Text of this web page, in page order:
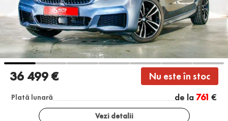
36 499 € Nu este în stoc
Plată lunară de la 761 €
Vezi detalii